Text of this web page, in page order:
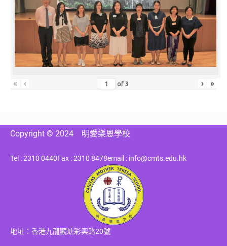
« ‹ of3 › »
Copyright © 2024 明愛樂恩學校
Tel : 2310 0440Fax : 2310 8478email : info@cmts.edu.hk
地址：香港九龍觀塘彩興路20號